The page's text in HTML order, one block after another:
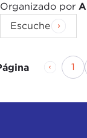
Organizado por
Escuche
Página
1